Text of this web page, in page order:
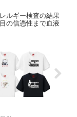
ルギー検査の結果
の信憑性まで血液